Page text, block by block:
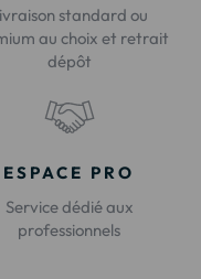
standard ou
au choix et retrait
dépôt
ESPACE PRO
Service dédié aux
professionnels